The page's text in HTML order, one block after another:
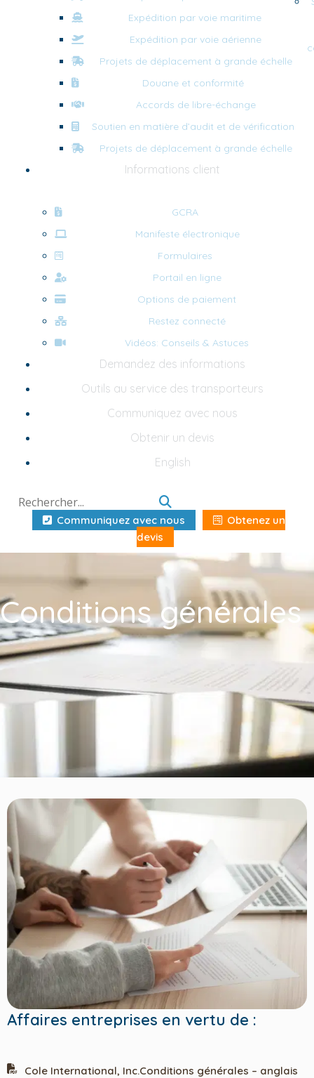
Expédition par voie maritime
Expédition par voie aérienne
Projets de déplacement à grande échelle
Douane et conformité
Accords de libre-échange
Soutien en matière d’audit et de vérification
Projets de déplacement à grande échelle
Informations client
GCRA
Manifeste électronique
Formulaires
Portail en ligne
Options de paiement
Restez connecté
Vidéos: Conseils & Astuces
Demandez des informations
Outils au service des transporteurs
Communiquez avec nous
Obtenir un devis
English
Communiquez avec nous
Obtenez un
devis
Conditions générales
Affaires entreprises en vertu de :
Cole International, Inc.Conditions générales – anglais